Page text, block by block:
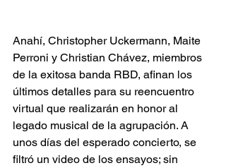
Anahí, Christopher Uckermann, Maite
Perroni y Christian Chávez, miembros
de la exitosa banda RBD, afinan los
últimos detalles para su reencuentro
virtual que realizarán en honor al
legado musical de la agrupación. A
unos días del esperado concierto, se
filtró un video de los ensayos; sin